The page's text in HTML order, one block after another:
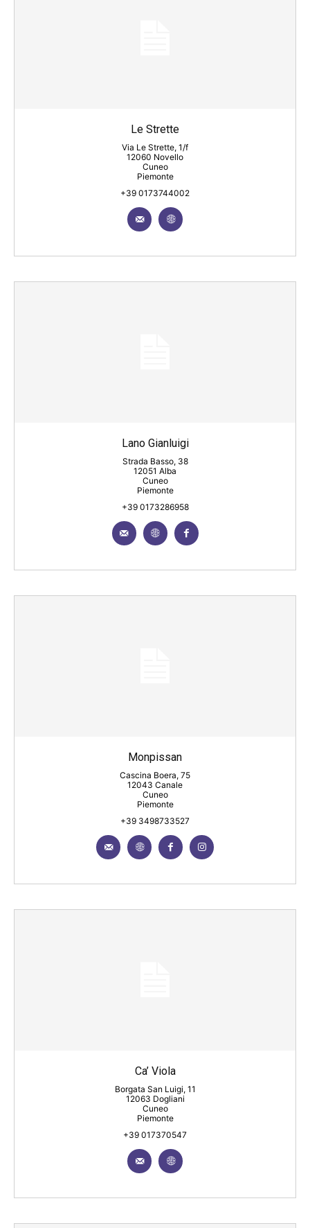
Le Strette
Via Le Strette, 1/f
12060 Novello
Cuneo
Piemonte
+39 0173744002
Lano Gianluigi
Strada Basso, 38
12051 Alba
Cuneo
Piemonte
+39 0173286958
Monpissan
Cascina Boera, 75
12043 Canale
Cuneo
Piemonte
+39 3498733527
Ca’ Viola
Borgata San Luigi, 11
12063 Dogliani
Cuneo
Piemonte
+39 017370547